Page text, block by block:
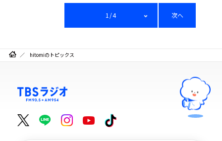
1/4 次へ
hitomiのトピックス